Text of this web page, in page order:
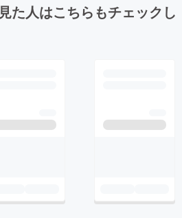
た人はこちらもチェックし